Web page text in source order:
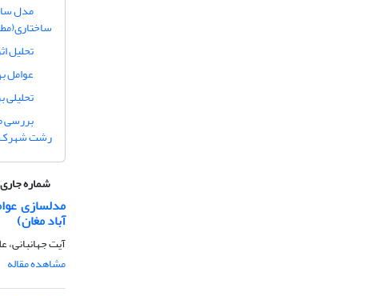
مدل
تحلیل
عوامل
بررسی
رشت شهرک
شماره
مدلسازی
آباد مغان)
آیت
مشاهده مقاله